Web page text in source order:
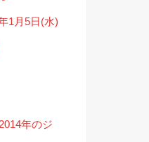
1月5日(水)
年のジ